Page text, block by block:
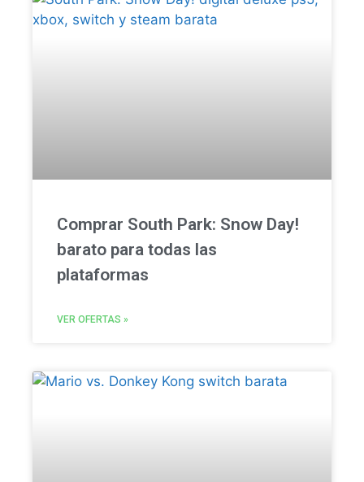
Comprar South Park: Snow Day!
barato para todas las
plataformas
VER OFERTAS »